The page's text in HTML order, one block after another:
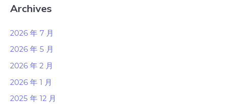
Archives
2026 年 7 月
2026 年 5 月
2026 年 2 月
2026 年 1 月
2025 年 12 月